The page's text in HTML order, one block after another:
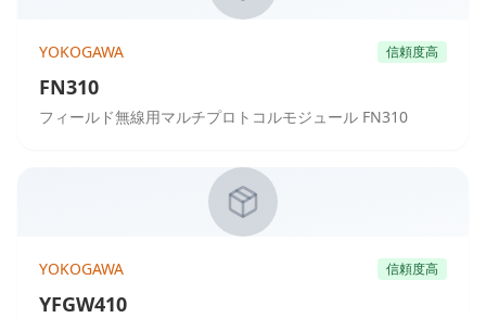
YOKOGAWA 信頼度高
FN310
フィールド無線用マルチプロトコルモジュール FN310
YOKOGAWA 信頼度高
YFGW410